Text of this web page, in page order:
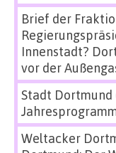
Brief der
Innenstadt?
vor der
Stadt Dortmund
Weltacker